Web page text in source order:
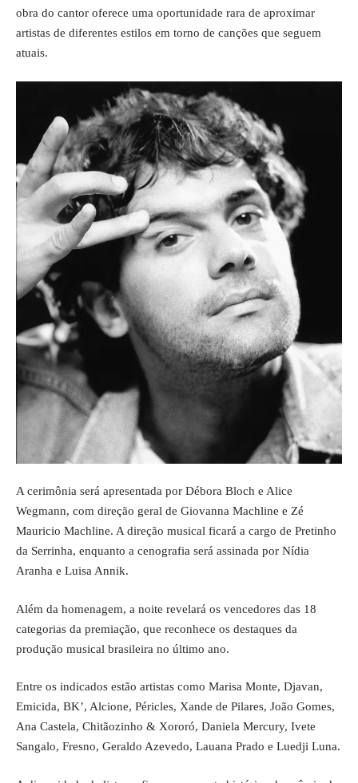
obra do cantor oferece uma oportunidade rara de aproximar
artistas de diferentes estilos em torno de canções que seguem
atuais.
A cerimônia será apresentada por Débora Bloch e Alice
Wegmann, com direção geral de Giovanna Machline e Zé
Mauricio Machline. A direção musical ficará a cargo de Pretinho
da Serrinha, enquanto a cenografia será assinada por Nídia
Aranha e Luisa Annik.
Além da homenagem, a noite revelará os vencedores das 18
categorias da premiação, que reconhece os destaques da
produção musical brasileira no último ano.
Entre os indicados estão artistas como Marisa Monte, Djavan,
Emicida, BK’, Alcione, Péricles, Xande de Pilares, João Gomes,
Ana Castela, Chitãozinho & Xororó, Daniela Mercury, Ivete
Sangalo, Fresno, Geraldo Azevedo, Lauana Prado e Luedji Luna.